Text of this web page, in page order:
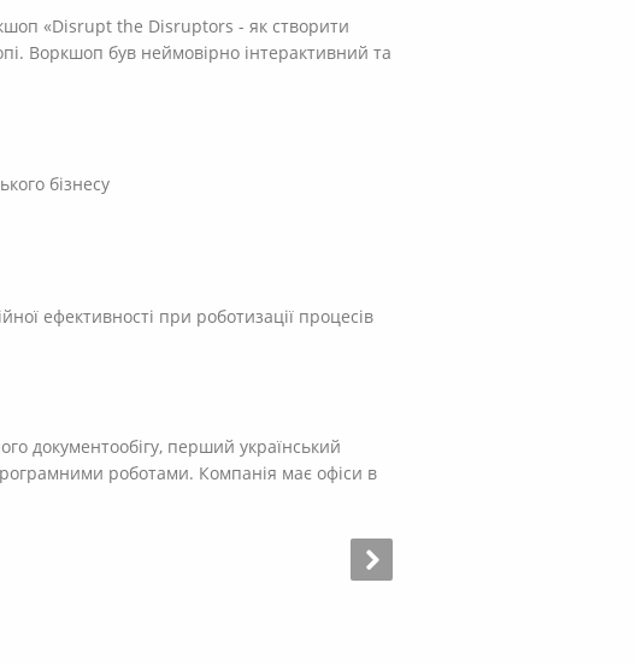
«Disrupt the Disruptors - як створити
Воркшоп був неймовірно інтерактивний та
бізнесу
ефективності при роботизації процесів
документообігу, перший український
роботами. Компанія має офіси в